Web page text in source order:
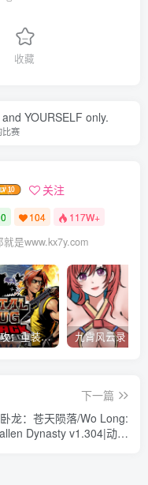
收藏
YOURSELF only.
比赛
关注
0 104 117W+
是www.kx7y.com
合金弹头进攻：重装上阵/METAL SLUG ATTACK RELOADED Build.16214511|策略模拟|容量2.7GB|免安装绿色中文版
下一篇
卧龙：苍天陨落/Wo Long:
Dynasty v1.304|动作